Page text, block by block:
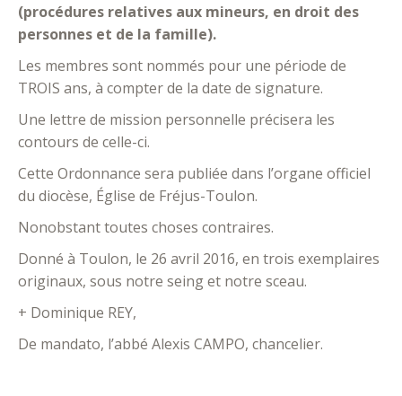
(procédures relatives aux mineurs, en droit des
personnes et de la famille).
Les membres sont nommés pour une période de
TROIS ans, à compter de la date de signature.
Une lettre de mission personnelle précisera les
contours de celle-ci.
Cette Ordonnance sera publiée dans l’organe officiel
du diocèse, Église de Fréjus-Toulon.
Nonobstant toutes choses contraires.
Donné à Toulon, le 26 avril 2016, en trois exemplaires
originaux, sous notre seing et notre sceau.
+ Dominique REY,
De mandato, l’abbé Alexis CAMPO, chancelier.